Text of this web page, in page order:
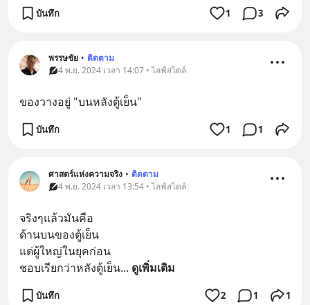
บันทึก 1 3
พรรษชัย • ติดตาม
4 พ.ย. 2024 เวลา 14:07 • ไลฟ์สไตล์
ของวางอยู่ "บนหลังตู้เย็น"
บันทึก 1 1
ศาสตร์แห่งความจริง • ติดตาม
4 พ.ย. 2024 เวลา 13:54 • ไลฟ์สไตล์
จริงๆแล้วมันคือ
ด้านบนของตู้เย็น
แต่ผู้ใหญ่ในยุคก่อน
ชอบเรียกว่าหลังตู้เย็น... ดูเพิ่มเติม
บันทึก 2 1 1